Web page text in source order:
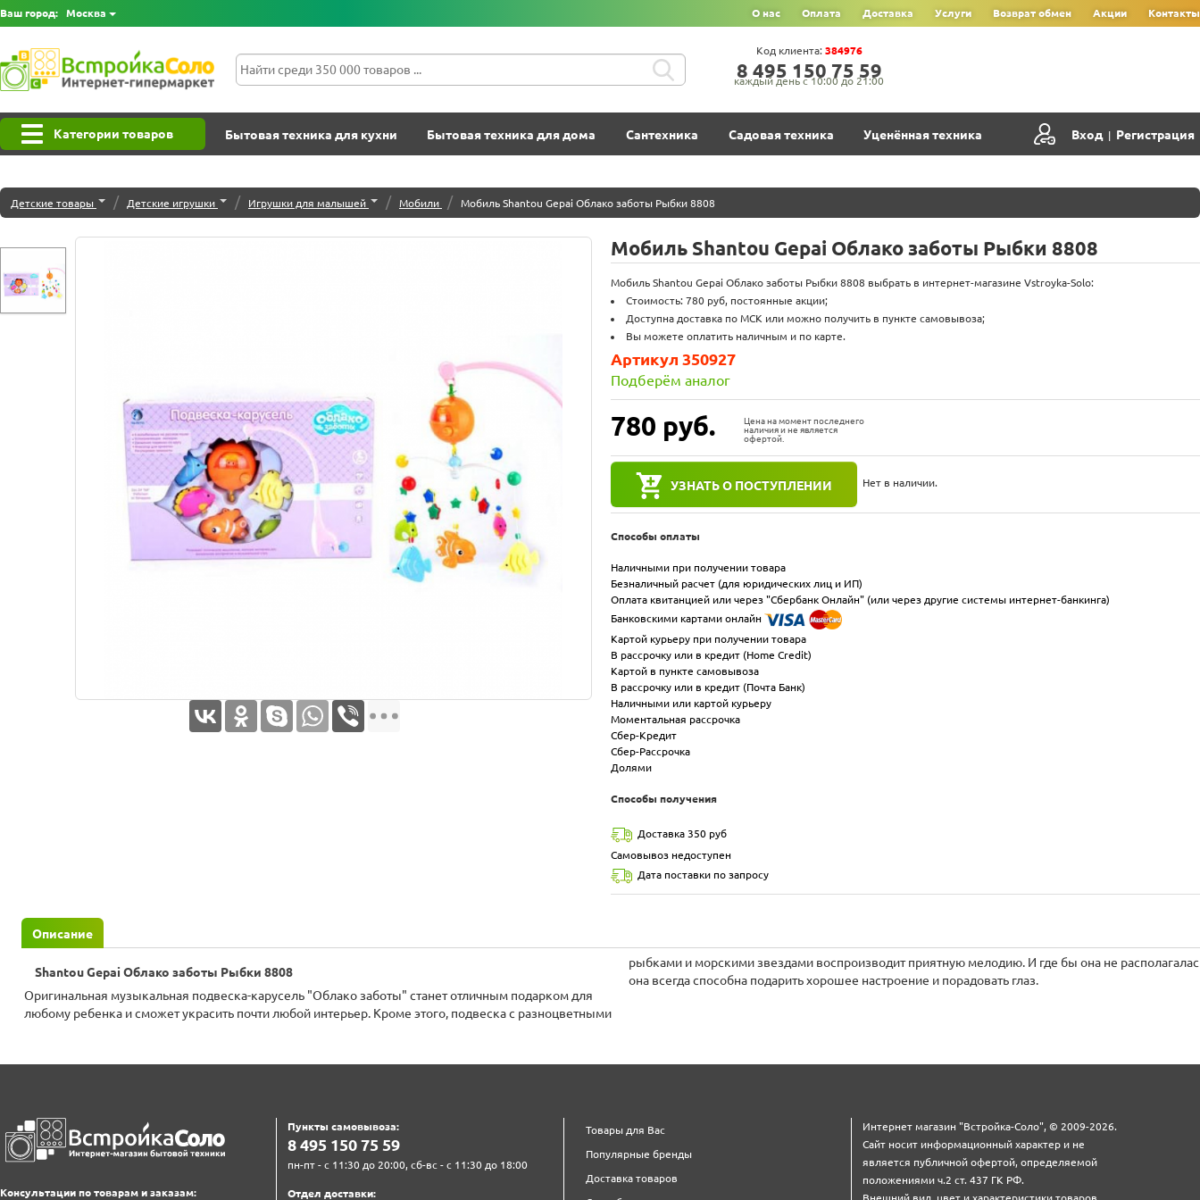
Ваш город: Москва О нас Оплата Доставка Услуги Возврат обмен Акции Контакты
8‍ 4‍9‍5‍ 1‍5‍0‍ 7‍5‍ 5‍9‍
каждый день с 10:00 до 21:00
Код клиента: 384976
Категории товаров Бытовая техника для кухни Бытовая техника для дома Сантехника Садовая техника Уценённая техника Вход | Регистрация
Детские товары / Детские игрушки / Игрушки для малышей / Мобили / Мобиль Shantou Gepai Облако заботы Рыбки 8808
Мобиль Shantou Gepai Облако заботы Рыбки 8808
Мобиль Shantou Gepai Облако заботы Рыбки 8808 выбрать в интернет-магазине Vstroyka-Solo:
Стоимость: 780 руб, постоянные акции;
Доступна доставка по МСК или можно получить в пункте самовывоза;
Вы можете оплатить наличным и по карте.
780 руб.
Цена на момент последнего
наличия и не является
офертой.
УЗНАТЬ О ПОСТУПЛЕНИИ Нет в наличии.
Артикул 350927
Подберём аналог
Способы оплаты
Наличными при получении товара
Безналичный расчет (для юридических лиц и ИП)
Оплата квитанцией или через "Сбербанк Онлайн" (или через другие системы интернет-банкинга)
Банковскими картами онлайн
Картой курьеру при получении товара
В рассрочку или в кредит (Home Credit)
Картой в пункте самовывоза
В рассрочку или в кредит (Почта Банк)
Наличными или картой курьеру
Моментальная рассрочка
Сбер-Кредит
Сбер-Рассрочка
Долями
Способы получения
Доставка 350 руб
Самовывоз недоступен
Дата поставки по запросу
Описание
Shantou Gepai Облако заботы Рыбки 8808
Оригинальная музыкальная подвеска-карусель "Облако заботы" станет отличным подарком для
любому ребенка и сможет украсить почти любой интерьер. Кроме этого, подвеска с разноцветными
рыбками и морскими звездами воспроизводит приятную мелодию. И где бы она не
она всегда способна подарить хорошее настроение и порадовать глаз.
Консультации по товарам и заказам:
Пункты самовывоза:
8‍ 4‍9‍5‍ 1‍5‍0‍ 7‍5‍ 5‍9‍
пн-пт - с 11:30 до 20:00, сб-вс - с 11:30 до 18:00
Отдел доставки:
Товары для Вас
Популярные бренды
Доставка товаров
Интернет магазин "Встройка-Соло", © 2009-2026.
Сайт носит информационный характер и не
является публичной офертой, определяемой
положениями ч.2 ст. 437 ГК РФ.
Внешний вид, цвет и характеристики товаров